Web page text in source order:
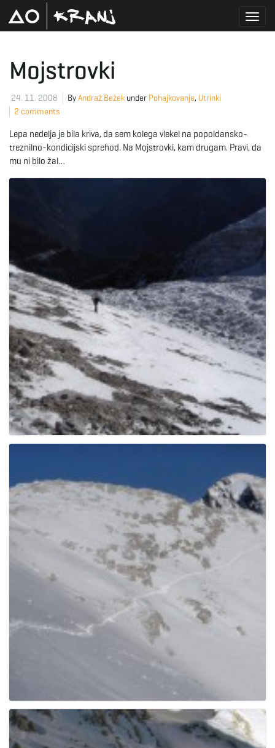
g
e
n
i
Mojstrovki
24. 11. 2008 ByAndraž Bežek under Pohajkovanje, Utrinki
2 comments
Lepa nedelja je bila kriva, da sem kolega vlekel na popoldansko-
treznilno-kondicijski sprehod. Na Mojstrovki, kam drugam. Pravi, da
mu ni bilo žal…